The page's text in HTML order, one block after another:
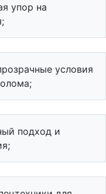
упор на
условия
подход и